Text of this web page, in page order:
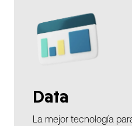
Data
La mejor tecnología